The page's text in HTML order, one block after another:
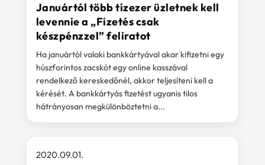
Januártól több tízezer üzletnek kell
levennie a „Fizetés csak
készpénzzel” feliratot
Ha januártól valaki bankkártyával akar kifizetni egy
húszforintos zacskót egy online kasszával
rendelkező kereskedőnél, akkor teljesíteni kell a
kérését. A bankkártyás fizetést ugyanis tilos
hátrányosan megkülönböztetni a...
2020.09.01.